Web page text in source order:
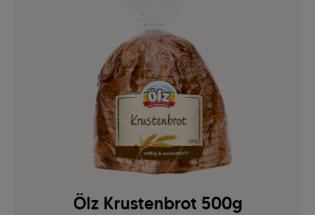
Ölz Krustenbrot 500g